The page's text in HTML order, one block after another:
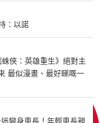
：以諾
蛛俠：英雄重生》絕對主
最似漫畫、最好睇嘅一
迷變身車長！年輕車長親